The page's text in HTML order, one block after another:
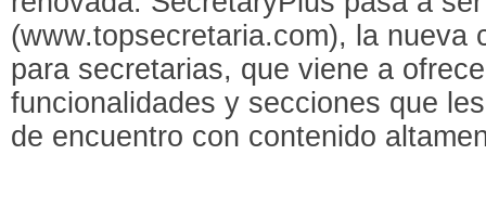
(www.topsecretaria.com), la nueva
para secretarias, que viene a
funcionalidades y secciones que
de encuentro con contenido